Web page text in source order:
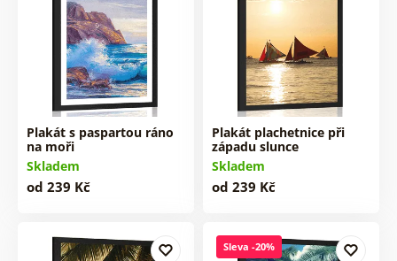
Plakát s paspartou ráno
na moři
Skladem
od 239 Kč
Plakát plachetnice při
západu slunce
Skladem
od 239 Kč
Sleva -20%